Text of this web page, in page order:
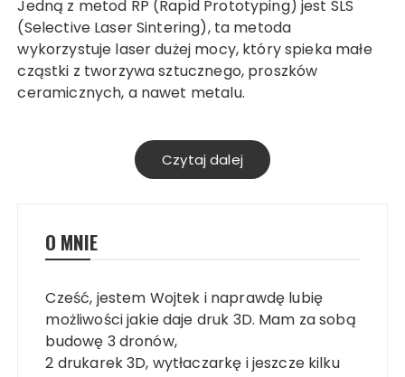
Jedną z metod RP (Rapid Prototyping) jest SLS
(Selective Laser Sintering), ta metoda
wykorzystuje laser dużej mocy, który spieka małe
cząstki z tworzywa sztucznego, proszków
ceramicznych, a nawet metalu.
Czytaj dalej
O MNIE
Cześć, jestem Wojtek i naprawdę lubię
możliwości jakie daje druk 3D. Mam za sobą
budowę 3 dronów,
2 drukarek 3D, wytłaczarkę i jeszcze kilku